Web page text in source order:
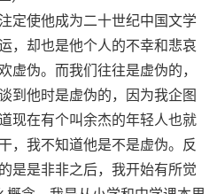
使他成为二十世纪中国文学
，却也是他个人的不幸和悲哀
伪。而我们往往是虚伪的，
到他时是虚伪的，因为我企图
现在有个叫余杰的年轻人也就
，我不知道他是不是虚伪。反
是是非非之后，我开始有所觉